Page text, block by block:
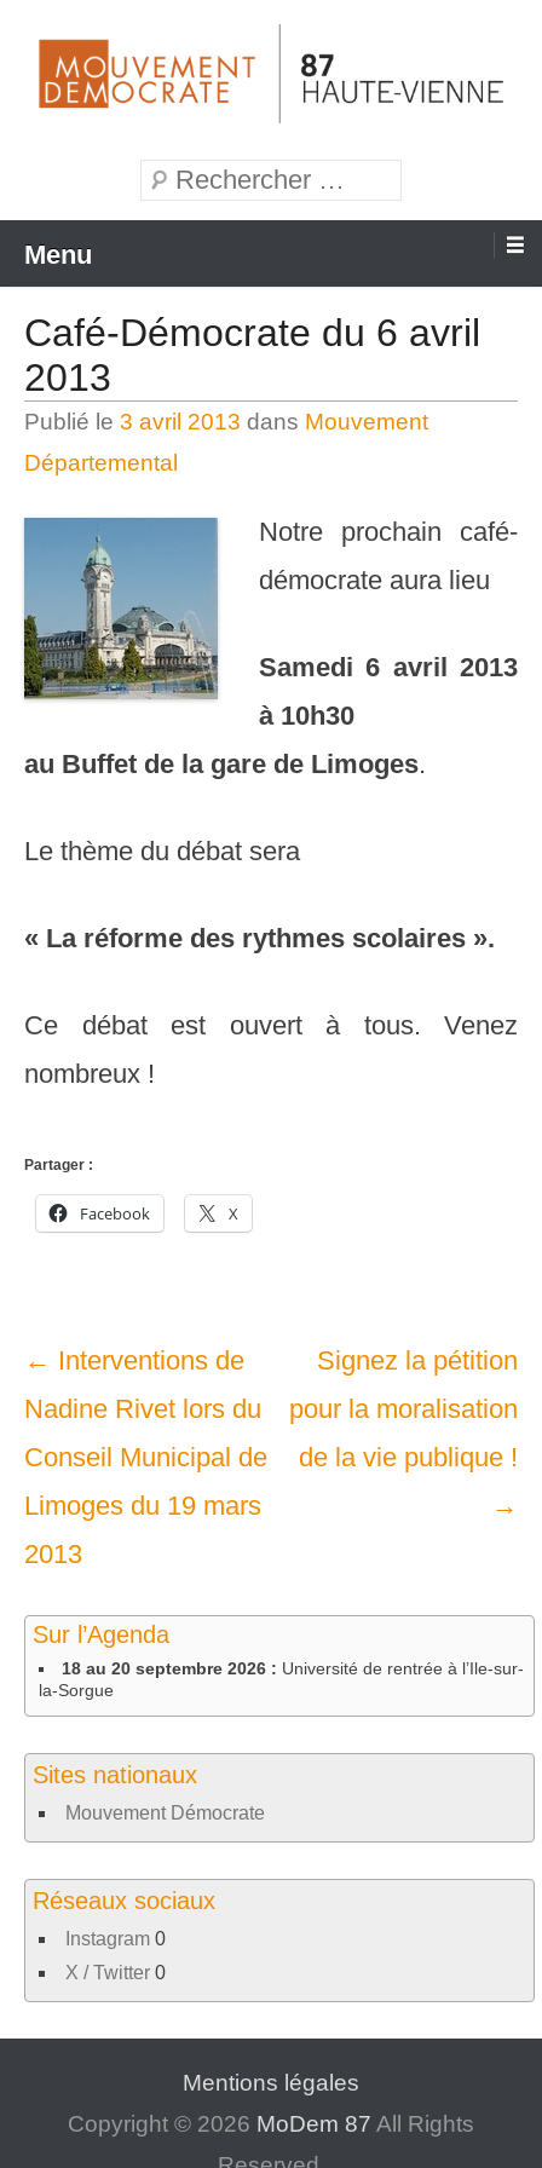
contenu
Recherche
Menu
Café-Démocrate du 6 avril
2013
Publié le 3 avril 2013 dans Mouvement
Départemental
Notre prochain café-
démocrate aura lieu
Samedi 6 avril 2013
à 10h30
au Buffet de la gare de Limoges.
Le thème du débat sera
« La réforme des rythmes scolaires ».
Ce débat est ouvert à tous. Venez
nombreux !
Partager :
Facebook X
Navigation
dans
les
articles
← Interventions de
Nadine Rivet lors du
Conseil Municipal de
Limoges du 19 mars
2013
Signez la pétition
pour la moralisation
de la vie publique !
→
Sur l’Agenda
18 au 20 septembre 2026 : Université de rentrée à l’Ile-sur-
la-Sorgue
Sites nationaux
Mouvement Démocrate
Réseaux sociaux
Instagram 0
X / Twitter 0
Mentions légales
Copyright © 2026 MoDem 87 All Rights